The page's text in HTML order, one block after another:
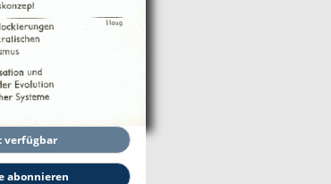
abonnieren